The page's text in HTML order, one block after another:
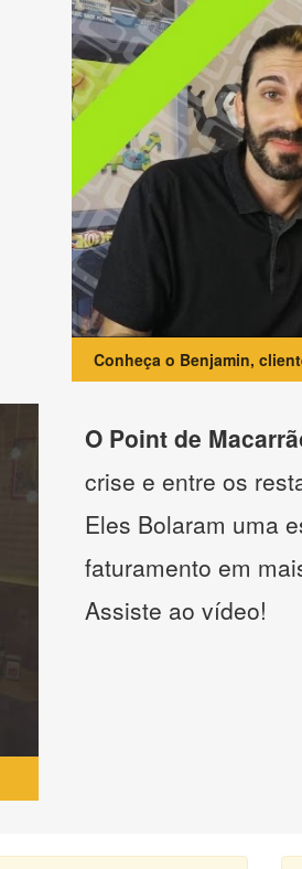
Conheça o Benjamin,
O Point de
crise e entre os
Eles Bolaram uma
faturamento em
Assiste ao vídeo!